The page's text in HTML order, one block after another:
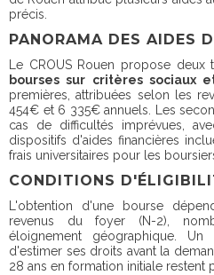
précis.
PANORAMA DES AIDES
Le CROUS Rouen propose deux
bourses sur critères sociaux
premières, attribuées selon les
454€ et 6 335€ annuels. Les
cas de difficultés imprévues,
dispositifs d'aides financières
frais universitaires pour les
CONDITIONS
L'obtention d'une bourse
revenus du foyer (N-2),
éloignement géographique.
d'estimer ses droits avant la
28 ans en formation initiale restent